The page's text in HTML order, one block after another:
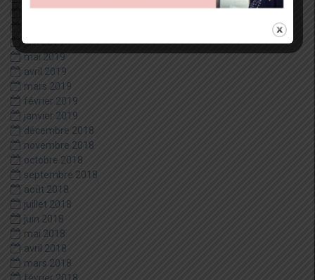
juin 2019
mai 2019
avril 2019
mars 2019
février 2019
janvier 2019
décembre 2018
novembre 2018
octobre 2018
septembre 2018
août 2018
juillet 2018
juin 2018
mai 2018
avril 2018
mars 2018
février 2018